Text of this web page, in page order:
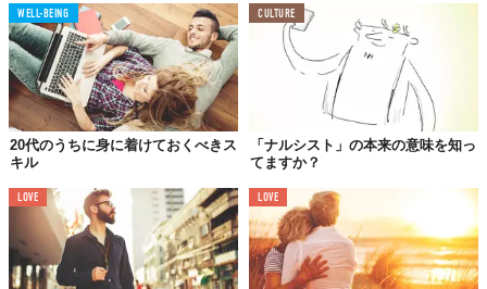
ただし、嫁姑のバトルには我関せずで、まったくの知らんぷり。
孫が生まれると子育てに関してあれこれ指導してくる母親にも、
見て見ぬ振りを決め込みます。
04.
貯蓄は増えるけど
一緒にいてもつまらない
「隠れドケチ系」
WELL-BEING
20代のうちに身に着けておくべきス
キル
CULTURE
「ナルシスト」の本来の意味を知っ
てますか？
LOVE LOVE